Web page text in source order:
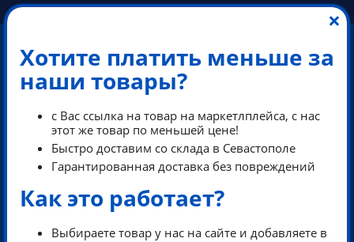
+7 (978) 013-34-00
×
Хотите платить меньше за
наши товары?
с Вас ссылка на товар на маркетлплейса, с нас
этот же товар по меньшей цене!
Быстро доставим со склада в Севастополе
Гарантированная доставка без повреждений
Как это работает?
Выбираете товар у нас на сайте и добавляете в